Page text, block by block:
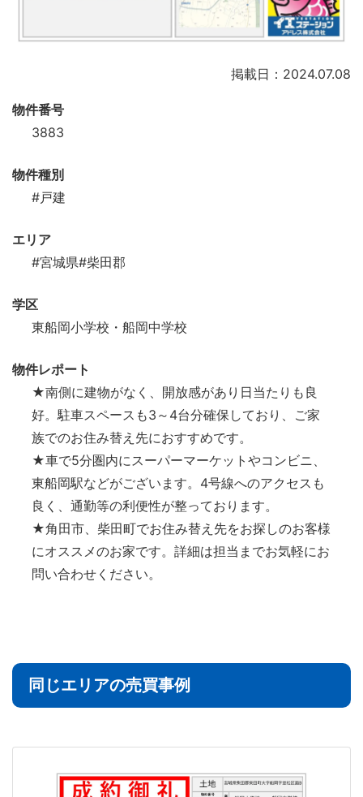
掲載日：2024.07.08
物件番号
3883
物件種別
#戸建
エリア
#宮城県#柴田郡
学区
東船岡小学校・船岡中学校
物件レポート
★南側に建物がなく、開放感があり日当たりも良
好。駐車スペースも3～4台分確保しており、ご家
族でのお住み替え先におすすめです。
★車で5分圏内にスーパーマーケットやコンビニ、
東船岡駅などがございます。4号線へのアクセスも
良く、通勤等の利便性が整っております。
★角田市、柴田町でお住み替え先をお探しのお客様
にオススメのお家です。詳細は担当までお気軽にお
問い合わせください。
同じエリアの売買事例